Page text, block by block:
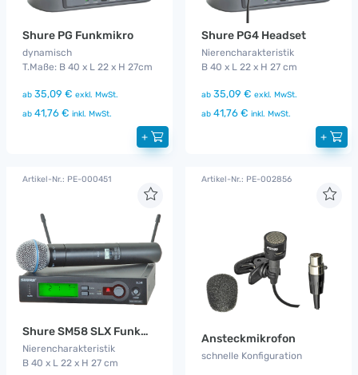
Shure PG Funkmikro
dynamisch
T.Maße: B 40 x L 22 x H 27cm
ab 35,09 € exkl. MwSt.
ab 41,76 € inkl. MwSt.
+
Shure PG4 Headset
Nierencharakteristik
B 40 x L 22 x H 27 cm
ab 35,09 € exkl. MwSt.
ab 41,76 € inkl. MwSt.
+
Artikel-Nr.: PE-000451
Shure SM58 SLX Funkmikro
Nierencharakteristik
B 40 x L 22 x H 27 cm
Artikel-Nr.: PE-002856
Ansteckmikrofon
schnelle Konfiguration